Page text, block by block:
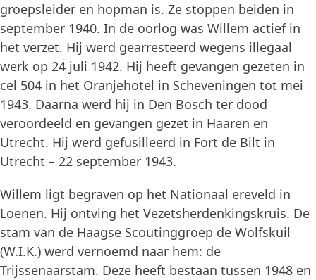
groepsleider en hopman is. Ze stoppen beiden in
september 1940. In de oorlog was Willem actief in
het verzet. Hij werd gearresteerd wegens illegaal
werk op 24 juli 1942. Hij heeft gevangen gezeten in
cel 504 in het Oranjehotel in Scheveningen tot mei
1943. Daarna werd hij in Den Bosch ter dood
veroordeeld en gevangen gezet in Haaren en
Utrecht. Hij werd gefusilleerd in Fort de Bilt in
Utrecht – 22 september 1943.
Willem ligt begraven op het Nationaal ereveld in
Loenen. Hij ontving het Vezetsherdenkingskruis. De
stam van de Haagse Scoutinggroep de Wolfskuil
(W.I.K.) werd vernoemd naar hem: de
Trijssenaarstam. Deze heeft bestaan tussen 1948 en